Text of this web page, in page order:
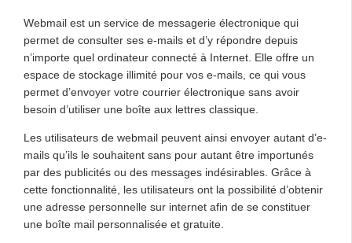
Webmail est un service de messagerie électronique qui
permet de consulter ses e-mails et d’y répondre depuis
n’importe quel ordinateur connecté à Internet. Elle offre un
espace de stockage illimité pour vos e-mails, ce qui vous
permet d’envoyer votre courrier électronique sans avoir
besoin d’utiliser une boîte aux lettres classique.
Les utilisateurs de webmail peuvent ainsi envoyer autant d’e-
mails qu’ils le souhaitent sans pour autant être importunés
par des publicités ou des messages indésirables. Grâce à
cette fonctionnalité, les utilisateurs ont la possibilité d’obtenir
une adresse personnelle sur internet afin de se constituer
une boîte mail personnalisée et gratuite.